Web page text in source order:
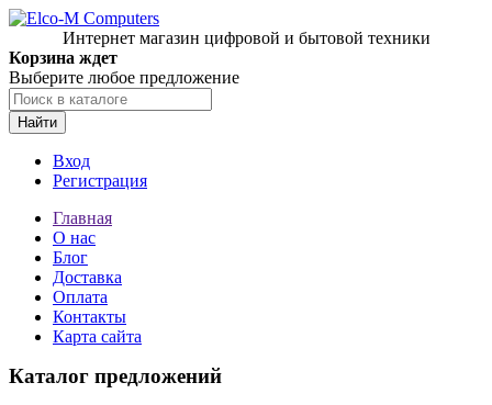
Интернет магазин цифровой и бытовой техники
Корзина ждет
Выберите любое предложение
Найти
Вход
Регистрация
Главная
О нас
Блог
Доставка
Оплата
Контакты
Карта сайта
Каталог предложений